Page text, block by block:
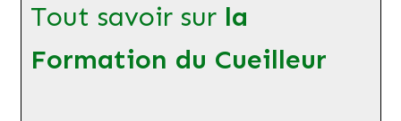
Tout savoir sur la
Formation du Cueilleur